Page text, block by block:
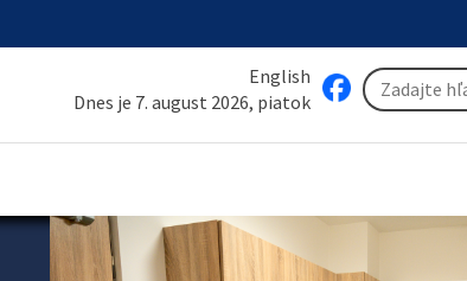
English
Dnes je 7. august 2026, piatok